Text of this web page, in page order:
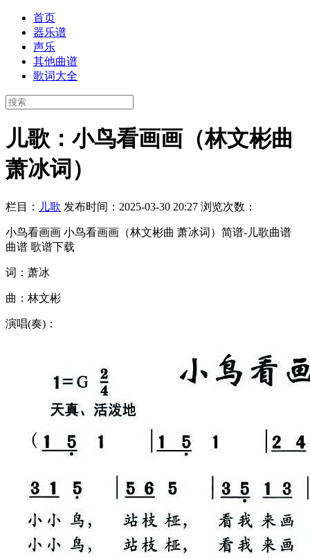
首页
器乐谱
声乐
其他曲谱
歌词大全
儿歌：小鸟看画画（林文彬曲
萧冰词）
栏目： 儿歌 发布时间：2025-03-30 20:27 浏览次数：
小鸟看画画 小鸟看画画（林文彬曲 萧冰词）简谱-儿歌曲谱
曲谱 歌谱下载
词：萧冰
曲：林文彬
演唱(奏)：